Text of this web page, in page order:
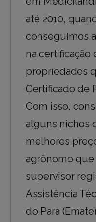
até 2010,
conseguimos
na certificação
propriedades
Certificado de
Com isso,
alguns nichos
melhores
agrônomo
supervisor
Assistência
do Pará